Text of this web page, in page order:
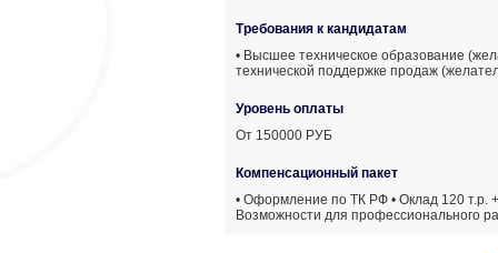
Требования к кандидатам
• Высшее техническое образование
технической поддержке продаж
Уровень оплаты
От 150000 РУБ
Компенсационный пакет
• Оформление по ТК РФ • Оклад 120 т.р.
Возможности для профессионального